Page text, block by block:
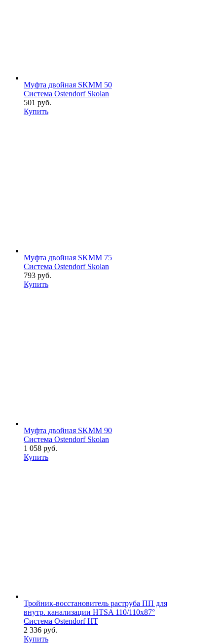
Муфта двойная SKMM 50
Система Ostendorf Skolan
501 руб.
Купить
Муфта двойная SKMM 75
Система Ostendorf Skolan
793 руб.
Купить
Муфта двойная SKMM 90
Система Ostendorf Skolan
1 058 руб.
Купить
Тройник-восстановитель раструба ПП для
внутр. канализации HTSA 110/110х87°
Система Ostendorf HT
2 336 руб.
Купить